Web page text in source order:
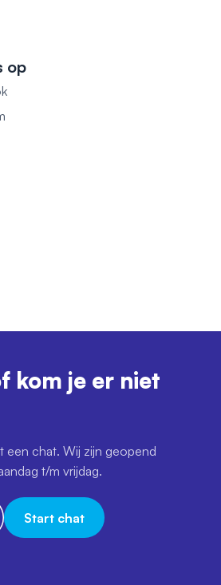
op
kom je er niet
een chat. Wij zijn geopend
t/m vrijdag.
Start chat